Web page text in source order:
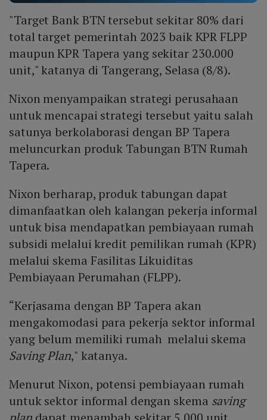
"Target Bank BTN tersebut sekitar 80% dari
total target pemerintah 2023 baik KPR FLPP
maupun KPR Tapera yang sekitar 230.000
unit," katanya di Tangerang, Selasa (8/8).
Nixon menyampaikan strategi perusahaan
untuk mencapai strategi tersebut yaitu salah
satunya berkolaborasi dengan BP Tapera
meluncurkan produk Tabungan BTN Rumah
Tapera.
Nixon berharap, produk tabungan dapat
dimanfaatkan oleh kalangan pekerja informal
untuk bisa mendapatkan pembiayaan rumah
subsidi melalui kredit pemilikan rumah (KPR)
melalui skema Fasilitas Likuiditas
Pembiayaan Perumahan (FLPP).
“Kerjasama dengan BP Tapera akan
mengakomodasi para pekerja sektor informal
yang belum memiliki rumah melalui skema
Saving Plan," katanya.
Menurut Nixon, potensi pembiayaan rumah
untuk sektor informal dengan skema saving